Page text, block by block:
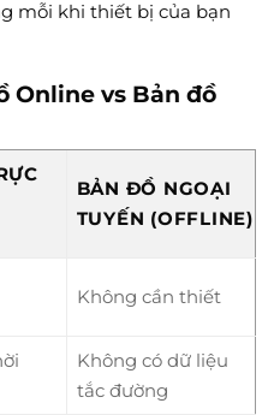
mỗi khi thiết bị của bạn
Online vs Bản đồ
BẢN ĐỒ NGOẠI
TUYẾN (OFFLINE)
Không cần thiết
Không có dữ liệu
tắc đường